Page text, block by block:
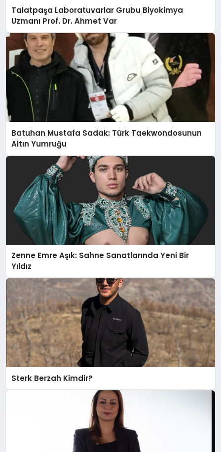
Talatpaşa Laboratuvarlar Grubu Biyokimya
Uzmanı Prof. Dr. Ahmet Var
Batuhan Mustafa Sadak: Türk Taekwondosunun
Altın Yumruğu
Zenne Emre Aşık: Sahne Sanatlarında Yeni Bir
Yıldız
Sterk Berzah Kimdir?